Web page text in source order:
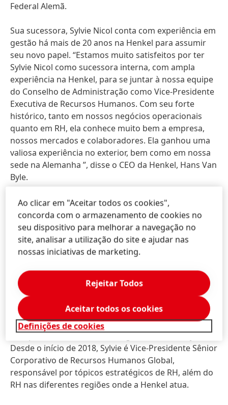
Federal Alemã.
Sua sucessora, Sylvie Nicol conta com experiência em
gestão há mais de 20 anos na Henkel para assumir
seu novo papel. “Estamos muito satisfeitos por ter
Sylvie Nicol como sucessora interna, com ampla
experiência na Henkel, para se juntar à nossa equipe
do Conselho de Administração como Vice-Presidente
Executiva de Recursos Humanos. Com seu forte
histórico, tanto em nossos negócios operacionais
quanto em RH, ela conhece muito bem a empresa,
nossos mercados e colaboradores. Ela ganhou uma
valiosa experiência no exterior, bem como em nossa
sede na Alemanha ”, disse o CEO da Henkel, Hans Van
Byle.
Em 1996, depois de se formar na renomada escola de
negócios ESCP Europe, Sylvie Nicol iniciou sua
carreira na Henkel em Marketing na unidade de
negócios Beauty Care, na França. Em 2010, tornou-se
Vice-Presidente Corporativa e Gerente Geral de
sede da Henkel em Düsseldorf, sendo responsável
pelos Recursos Humanos na unidade de negócios
Beauty Care. Um ano depois, tornou-se Vice-
Presidente Sênior Corporativo e assumiu a área
comercial como Diretora de Varejo de Beauty Care na
Europa, bem como as vendas globais de Beauty Care.
Desde o início de 2018, Sylvie é Vice-Presidente Sênior
Corporativo de Recursos Humanos Global,
responsável por tópicos estratégicos de RH, além do
RH nas diferentes regiões onde a Henkel atua.
Ao clicar em "Aceitar todos os cookies",
concorda com o armazenamento de cookies no
seu dispositivo para melhorar a navegação no
site, analisar a utilização do site e ajudar nas
nossas iniciativas de marketing.
Definições de cookies
Rejeitar Todos
Aceitar todos os cookies